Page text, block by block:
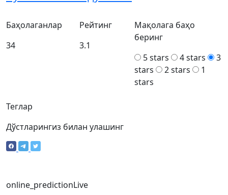
Теглар
Баҳолаганлар
34
Рейтинг
3.1
Мақолага баҳо
беринг
5 stars
4 stars
3
stars
2 stars
1
stars
Дўстларингиз билан улашинг
online_predictionLive